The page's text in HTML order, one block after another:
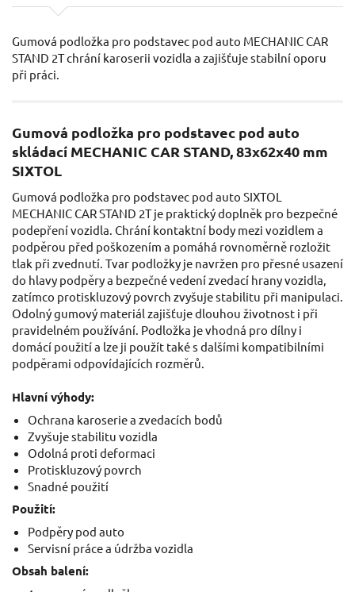
Gumová podložka pro podstavec pod auto MECHANIC CAR
STAND 2T chrání karoserii vozidla a zajišťuje stabilní oporu
při práci.
Gumová podložka pro podstavec pod auto
skládací MECHANIC CAR STAND, 83x62x40 mm
SIXTOL
Gumová podložka pro podstavec pod auto SIXTOL
MECHANIC CAR STAND 2T je praktický doplněk pro bezpečné
podepření vozidla. Chrání kontaktní body mezi vozidlem a
podpěrou před poškozením a pomáhá rovnoměrně rozložit
tlak při zvednutí. Tvar podložky je navržen pro přesné usazení
do hlavy podpěry a bezpečné vedení zvedací hrany vozidla,
zatímco protiskluzový povrch zvyšuje stabilitu při manipulaci.
Odolný gumový materiál zajišťuje dlouhou životnost i při
pravidelném používání. Podložka je vhodná pro dílny i
domácí použití a lze ji použít také s dalšími kompatibilními
podpěrami odpovídajících rozměrů.
Hlavní výhody:
Ochrana karoserie a zvedacích bodů
Zvyšuje stabilitu vozidla
Odolná proti deformaci
Protiskluzový povrch
Snadné použití
Použití:
Podpěry pod auto
Servisní práce a údržba vozidla
Obsah balení: